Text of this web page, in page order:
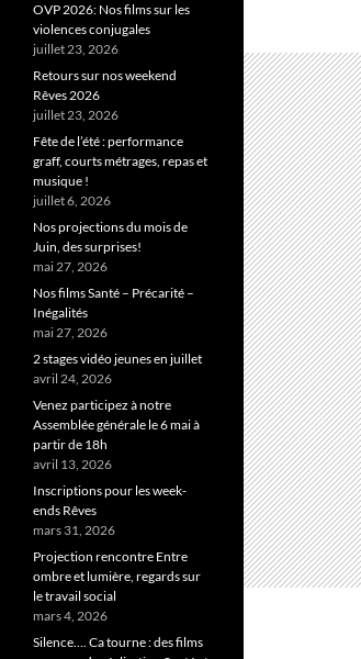
OVP 2026: Nos films sur les
violences conjugales
juillet 23, 2026
Retours sur nos weekend
Rêves 2026
juillet 23, 2026
Fête de l’été : performance
graff, courts métrages, repas et
musique !
juillet 6, 2026
Nos projections du mois de
Juin, des surprises!
mai 27, 2026
Nos films Santé – Précarité –
Inégalités
mai 27, 2026
2 stages vidéo jeunes en juillet
avril 24, 2026
Venez participez à notre
Assemblée générale le 6 mai à
partir de 18h
avril 13, 2026
Inscriptions pour les week-
ends Rêves
mars 31, 2026
Projection rencontre Entre
ombre et lumière, regards sur
le travail social
mars 4, 2026
Silence…. Ca tourne : des films